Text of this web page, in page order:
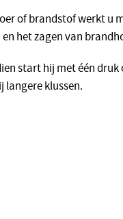
of brandstof werkt u
het zagen van
start hij met één druk
langere klussen.